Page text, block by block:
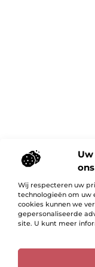
ons
Wij respecteren uw
technologieën om uw
cookies kunnen we
gepersonaliseerde
site. U kunt meer